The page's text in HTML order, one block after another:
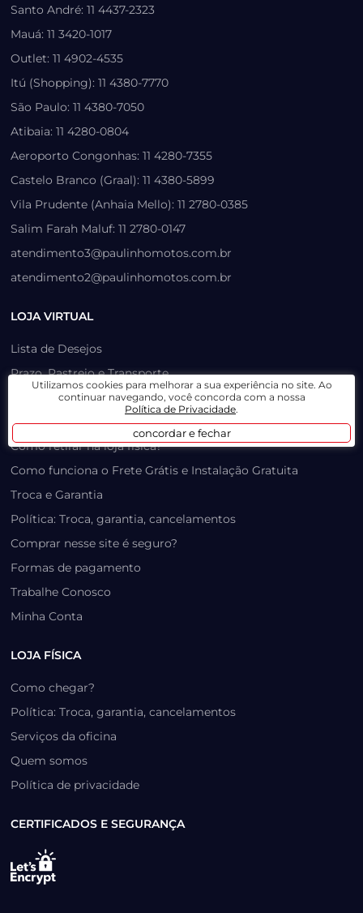
Santo André: 11 4437-2323
Mauá: 11 3420-1017
Outlet: 11 4902-4535
Itú (Shopping): 11 4380-7770
São Paulo: 11 4380-7050
Atibaia: 11 4280-0804
Aeroporto Congonhas: 11 4280-7355
Castelo Branco (Graal): 11 4380-5899
Vila Prudente (Anhaia Mello): 11 2780-0385
Salim Farah Maluf: 11 2780-0147
atendimento3@paulinhomotos.com.br
atendimento2@paulinhomotos.com.br
LOJA VIRTUAL
Lista de Desejos
Prazo, Rastreio e Transporte
Dúvidas Frequentes / Produtos Outlet
Como recuperar sua senha
Como retirar na loja física?
Como funciona o Frete Grátis e Instalação Gratuita
Troca e Garantia
Política: Troca, garantia, cancelamentos
Comprar nesse site é seguro?
Formas de pagamento
Trabalhe Conosco
Minha Conta
LOJA FÍSICA
Como chegar?
Política: Troca, garantia, cancelamentos
Serviços da oficina
Quem somos
Política de privacidade
CERTIFICADOS E SEGURANÇA
Utilizamos cookies para melhorar a sua experiência no site. Ao
continuar navegando, você concorda com a nossa
Política de Privacidade.
concordar e fechar